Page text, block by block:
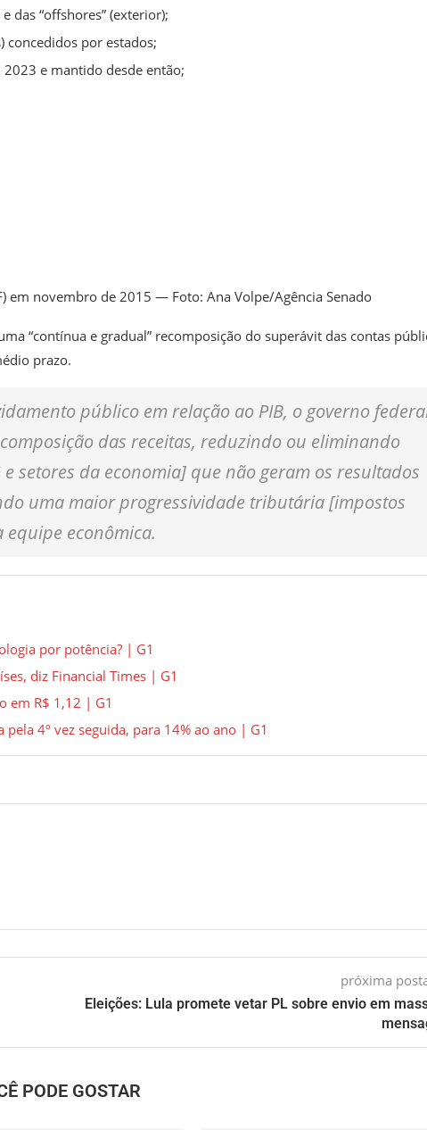
das “offshores” (exterior);
concedidos por estados;
e mantido desde então;
em novembro de 2015 — Foto: Ana Volpe/Agência Senado
“contínua e gradual” recomposição do superávit das contas
prazo.
público em relação ao PIB, o governo
das receitas, reduzindo ou eliminando
setores da economia] que não geram os resultados
uma maior progressividade tributária [impostos
econômica.
por potência? | G1
diz Financial Times | G1
em R$ 1,12 | G1
4º vez seguida, para 14% ao ano | G1
próxima
Eleições: Lula promete vetar PL sobre envio em
PODE GOSTAR